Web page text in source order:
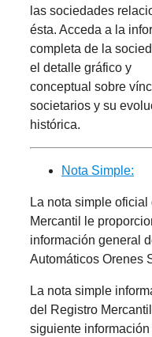
las sociedades
ésta. Acceda a la
completa de la
el detalle gráfico y
conceptual sobre
societarios y su
histórica.
Nota Simple:
La nota simple
Mercantil le
información general
Automáticos Orenes
La nota simple
del Registro
siguiente información